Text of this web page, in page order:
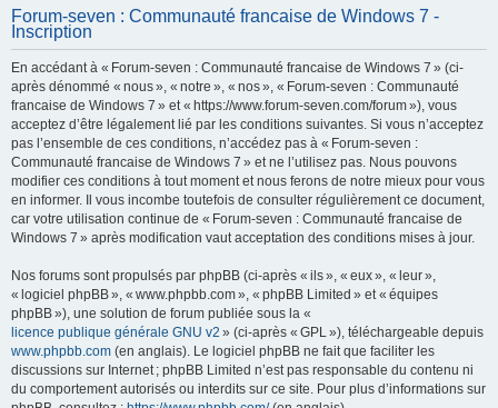
Forum-seven : Communauté francaise de Windows 7 -
Inscription
En accédant à « Forum-seven : Communauté francaise de Windows 7 » (ci-
après dénommé « nous », « notre », « nos », « Forum-seven : Communauté
francaise de Windows 7 » et « https://www.forum-seven.com/forum »), vous
acceptez d’être légalement lié par les conditions suivantes. Si vous n’acceptez
pas l’ensemble de ces conditions, n’accédez pas à « Forum-seven :
Communauté francaise de Windows 7 » et ne l’utilisez pas. Nous pouvons
modifier ces conditions à tout moment et nous ferons de notre mieux pour vous
en informer. Il vous incombe toutefois de consulter régulièrement ce document,
car votre utilisation continue de « Forum-seven : Communauté francaise de
Windows 7 » après modification vaut acceptation des conditions mises à jour.
Nos forums sont propulsés par phpBB (ci-après « ils », « eux », « leur »,
« logiciel phpBB », « www.phpbb.com », « phpBB Limited » et « équipes
phpBB »), une solution de forum publiée sous la «
licence publique générale GNU v2 » (ci-après « GPL »), téléchargeable depuis
www.phpbb.com (en anglais). Le logiciel phpBB ne fait que faciliter les
discussions sur Internet ; phpBB Limited n’est pas responsable du contenu ni
du comportement autorisés ou interdits sur ce site. Pour plus d’informations sur